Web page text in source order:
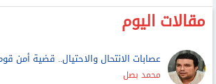
مقالات اليوم
عصابات الانتحال والاحتيال.. قضية أمن
محمد بصل